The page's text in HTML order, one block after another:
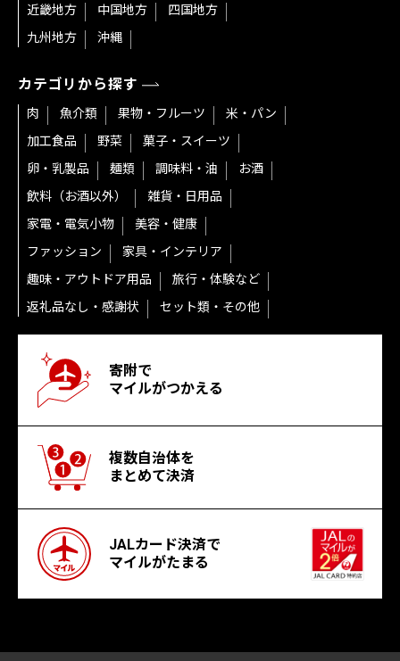
近畿地方
中国地方
四国地方
九州地方
沖縄
カテゴリから探す
肉 魚介類 果物・フルーツ
米・パン
加工食品
野菜
菓子・スイーツ
卵・乳製品
麺類 調味料・油
お酒
飲料（お酒以外）
雑貨・日用品
家電・電気小物
美容・健康
ファッション
家具・インテリア
趣味・アウトドア用品
旅行・体験など
返礼品なし・感謝状
セット類・その他
寄附で
マイルがつかえる
複数自治体を
まとめて決済
JALカード決済で
マイルがたまる